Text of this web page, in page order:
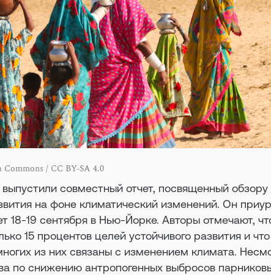
/ CC BY-SA 4.0
выпустили совместный отчет, посвященный
на фоне климатический изменений. Он
18-19 сентября в Нью-Йорке. Авторы отмечают,
15 процентов целей устойчивого развития и
из них связаны с изменением климата.
по снижению антропогенных выбросов